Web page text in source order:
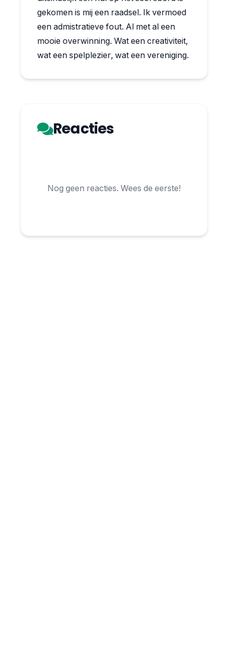
gekomen is mij een raadsel. Ik vermoed
een admistratieve fout. Al met al een
mooie overwinning. Wat een creativiteit,
wat een spelplezier, wat een vereniging.
Reacties
Nog geen reacties. Wees de eerste!